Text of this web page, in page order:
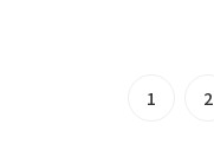
1 2